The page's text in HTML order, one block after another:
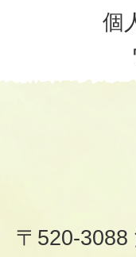
個
〒520-3088